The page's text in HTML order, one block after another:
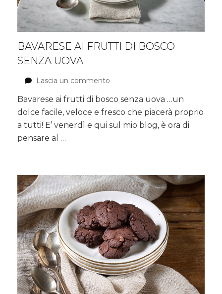
BAVARESE AI FRUTTI DI BOSCO
SENZA UOVA
Lascia un commento
ai
frutti
di
Bavarese ai frutti di bosco senza uova …un
dolce facile, veloce e fresco che piacerà proprio
a tutti! E’ venerdì e qui sul mio blog, è ora di
pensare al …